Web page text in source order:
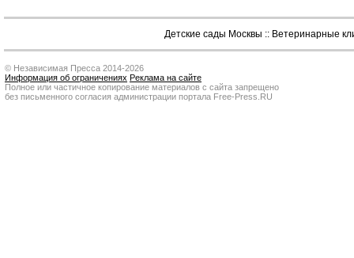
Детские сады Москвы :: Ветеринарные
© Независимая Пресса 2014-2026
Информация об ограничениях Реклама на сайте
Полное или частичное копирование материалов с сайта запрещено
без письменного согласия администрации портала Free-Press.RU